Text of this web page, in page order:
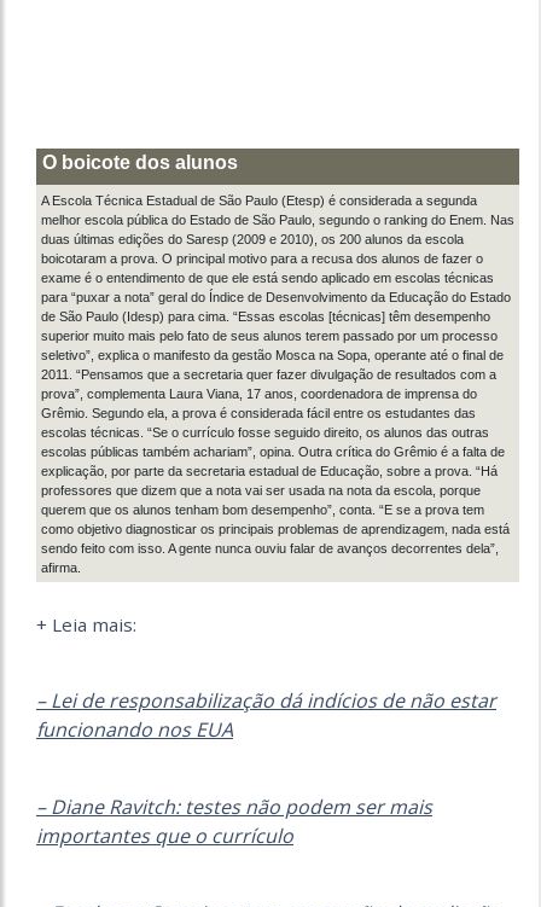
O boicote dos alunos
A Escola Técnica Estadual de São Paulo (Etesp) é considerada a segunda
melhor escola pública do Estado de São Paulo, segundo o ranking do Enem. Nas
duas últimas edições do Saresp (2009 e 2010), os 200 alunos da escola
boicotaram a prova. O principal motivo para a recusa dos alunos de fazer o
exame é o entendimento de que ele está sendo aplicado em escolas técnicas
para “puxar a nota” geral do Índice de Desenvolvimento da Educação do Estado
de São Paulo (Idesp) para cima. “Essas escolas [técnicas] têm desempenho
superior muito mais pelo fato de seus alunos terem passado por um processo
seletivo”, explica o manifesto da gestão Mosca na Sopa, operante até o final de
2011. “Pensamos que a secretaria quer fazer divulgação de resultados com a
prova”, complementa Laura Viana, 17 anos, coordenadora de imprensa do
Grêmio. Segundo ela, a prova é considerada fácil entre os estudantes das
escolas técnicas. “Se o currículo fosse seguido direito, os alunos das outras
escolas públicas também achariam”, opina. Outra crítica do Grêmio é a falta de
explicação, por parte da secretaria estadual de Educação, sobre a prova. “Há
professores que dizem que a nota vai ser usada na nota da escola, porque
querem que os alunos tenham bom desempenho”, conta. “E se a prova tem
como objetivo diagnosticar os principais problemas de aprendizagem, nada está
sendo feito com isso. A gente nunca ouviu falar de avanços decorrentes dela”,
afirma.
+ Leia mais:
– Lei de responsabilização dá indícios de não estar
funcionando nos EUA
– Diane Ravitch: testes não podem ser mais
importantes que o currículo